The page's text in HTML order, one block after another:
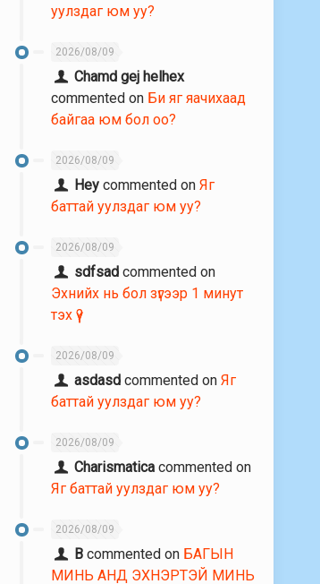
уулздаг юм уу?
2026/08/09
Chamd gej helhex
commented on Би яг яачихаад
байгаа юм бол оо?
2026/08/09
Hey commented onЯг
баттай уулздаг юм уу?
2026/08/09
sdfsad commented on
Эхнийх нь бол зүгээр 1 минут
тэх үү?
2026/08/09
asdasd commented onЯг
баттай уулздаг юм уу?
2026/08/09
Charismatica commented on
Яг баттай уулздаг юм уу?
2026/08/09
В commented on БАГЫН
МИНЬ АНД ЭХНЭРТЭЙ МИНЬ